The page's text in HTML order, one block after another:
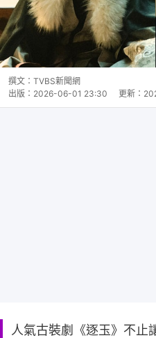
撰文： TVBS新聞網
出版： 2026-06-01 23:30 更新：
人氣古裝劇《逐玉》不止